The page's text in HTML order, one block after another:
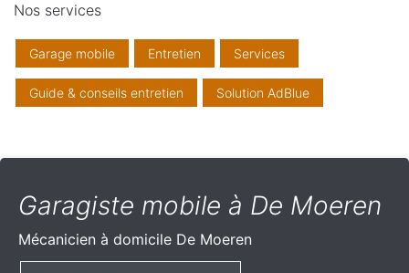
Nos services
Garage mobile Entretien Services
Guide & conseils entretien Solution AdBlue
Garagiste mobile à De Moeren
Mécanicien à domicile De Moeren